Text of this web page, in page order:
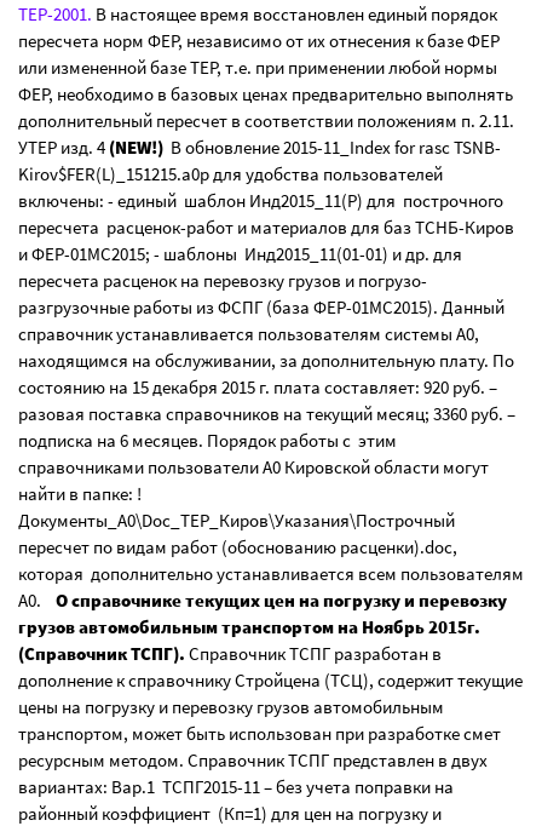
ТЕР-2001. В настоящее время восстановлен единый порядок
пересчета норм ФЕР, независимо от их отнесения к базе ФЕР
или измененной базе ТЕР, т.е. при применении любой нормы
ФЕР, необходимо в базовых ценах предварительно выполнять
дополнительный пересчет в соответствии положениям п. 2.11.
УТЕР изд. 4 (NEW!) В обновление 2015-11_Index for rasc TSNB-
Kirov$FER(L)_151215.a0p для удобства пользователей
включены: - единый шаблон Инд2015_11(Р) для построчного
пересчета расценок-работ и материалов для баз ТСНБ-Киров
и ФЕР-01МС2015; - шаблоны Инд2015_11(01-01) и др. для
пересчета расценок на перевозку грузов и погрузо-
разгрузочные работы из ФСПГ (база ФЕР-01МС2015). Данный
справочник устанавливается пользователям системы А0,
находящимся на обслуживании, за дополнительную плату. По
состоянию на 15 декабря 2015 г. плата составляет: 920 руб. –
разовая поставка справочников на текущий месяц; 3360 руб. –
подписка на 6 месяцев. Порядок работы с этим
справочниками пользователи А0 Кировской области могут
найти в папке: !
Документы_А0\Doc_ТЕР_Киров\Указания\Построчный
пересчет по видам работ (обоснованию расценки).doc,
которая дополнительно устанавливается всем пользователям
А0.
О справочнике текущих цен на погрузку и перевозку
грузов автомобильным транспортом на Ноябрь 2015г.
(Справочник ТСПГ). Справочник ТСПГ разработан в
дополнение к справочнику Стройцена (ТСЦ), содержит текущие
цены на погрузку и перевозку грузов автомобильным
транспортом, может быть использован при разработке смет
ресурсным методом. Справочник ТСПГ представлен в двух
вариантах: Вар.1 ТСПГ2015-11 – без учета поправки на
районный коэффициент (Кп=1) для цен на погрузку и